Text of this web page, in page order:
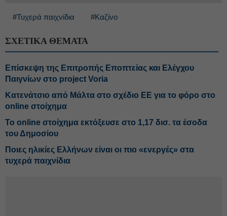
#Τυχερά παιχνίδια #Καζίνο
ΣΧΕΤΙΚΑ ΘΕΜΑΤΑ
Επίσκεψη της Επιτροπής Εποπτείας και Ελέγχου
Παιγνίων στο project Voria
Κατενάτσιο από Μάλτα στο σχέδιο ΕΕ για το φόρο στο
online στοίχημα
Το online στοίχημα εκτόξευσε στο 1,17 δισ. τα έσοδα
του Δημοσίου
Ποιες ηλικίες Ελλήνων είναι οι πιο «ενεργές» στα
τυχερά παιχνίδια